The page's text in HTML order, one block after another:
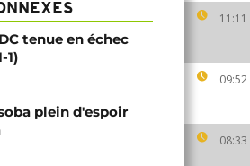
11:11
09:52
08:33
tenue en échec
1)
plein d'espoir